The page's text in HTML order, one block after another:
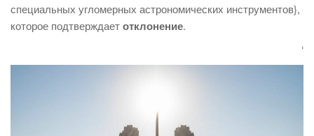
специальных угломерных астрономических инструментов},
которое подтверждаетотклонение.
‘